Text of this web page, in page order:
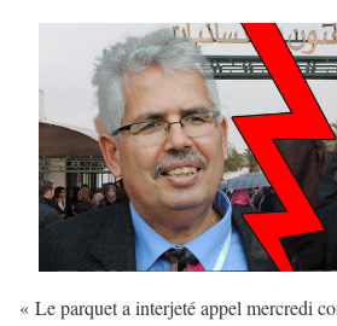
« Le parquet a interjeté appel mercredi